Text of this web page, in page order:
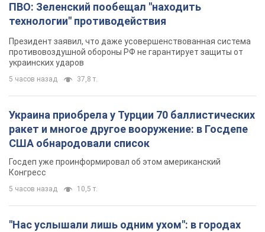
ПВО: Зеленский пообещал "находить
технологии" противодействия
Президент заявил, что даже усовершенствованная система
противовоздушной обороны РФ не гарантирует защиты от
украинских ударов
5 часов назад 37,8 т.
Украина приобрела у Турции 70 баллистических
ракет и многое другое вооружение: в Госдепе
США обнародовали список
Госдеп уже проинформировал об этом американский
Конгресс
5 часов назад 10,5 т.
"Нас услышали лишь одним ухом": в городах